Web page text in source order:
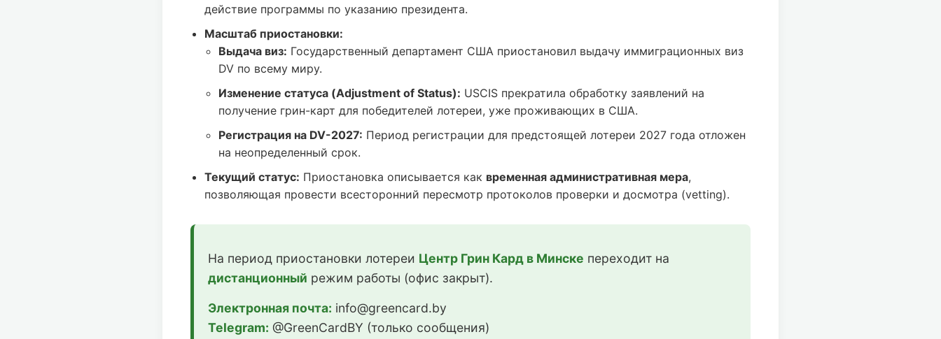
действие программы по указанию президента.
Масштаб приостановки:
Выдача виз: Государственный департамент США приостановил выдачу иммиграционных виз
DV по всему миру.
Изменение статуса (Adjustment of Status): USCIS прекратила обработку заявлений на
получение грин-карт для победителей лотереи, уже проживающих в США.
Регистрация на DV-2027: Период регистрации для предстоящей лотереи 2027 года отложен
на неопределенный срок.
Текущий статус: Приостановка описывается как временная административная мера,
позволяющая провести всесторонний пересмотр протоколов проверки и досмотра (vetting).
На период приостановки лотереи Центр Грин Кард в Минске переходит на
дистанционный режим работы (офис закрыт).
Электронная почта: info@greencard.by
Telegram: @GreenCardBY (только сообщения)